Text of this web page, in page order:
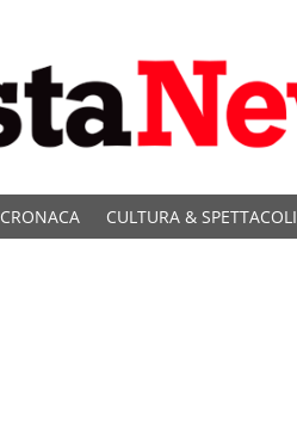
CRONACA CULTURA & SPETTACOLI